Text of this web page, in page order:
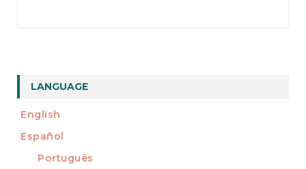
LANGUAGE
English
Español
Português